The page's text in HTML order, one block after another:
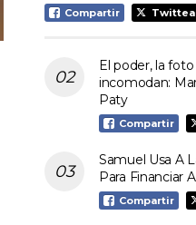
Compartir
El poder, la
incomodan:
Paty
Compartir
Samuel Usa A
Para Financiar
Compartir